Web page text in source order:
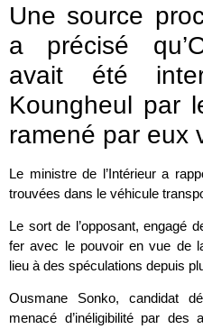
Une source
a précisé
avait été
Koungheul par
ramené par eux
Le ministre de l’Intérieur a
trouvées dans le véhicule
Le sort de l’opposant, engagé
fer avec le pouvoir en vue de
lieu à des spéculations depuis
Ousmane Sonko, candidat
menacé d’inéligibilité par des